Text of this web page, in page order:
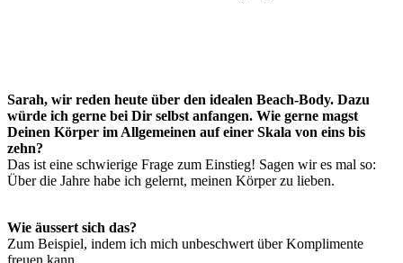
Sarah, wir reden heute über den idealen Beach-Body. Dazu
würde ich gerne bei Dir selbst anfangen. Wie gerne magst
Deinen Körper im Allgemeinen auf einer Skala von eins bis
zehn?
Das ist eine schwierige Frage zum Einstieg! Sagen wir es mal so:
Über die Jahre habe ich gelernt, meinen Körper zu lieben.
Wie äussert sich das?
Zum Beispiel, indem ich mich unbeschwert über Komplimente
freuen kann.